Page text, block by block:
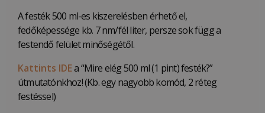
A festék 500 ml-es kiszerelésben érhető el,
fedőképessége kb. 7 nm/fél liter, persze sok függ a
festendő felület minőségétől.
Kattints IDEa “Mire elég 500 ml (1 pint) festék?”
útmutatónkhoz! (Kb. egy nagyobb komód, 2 réteg
festéssel)